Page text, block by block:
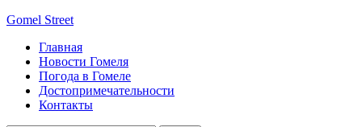
Gomel Street
Главная
Новости Гомеля
Погода в Гомеле
Достопримечательности
Контакты